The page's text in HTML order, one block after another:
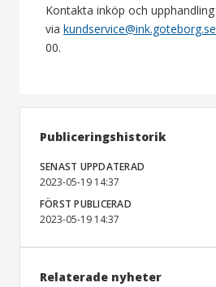
Kontakta inköp och upphandling
via kundservice@ink.goteborg.se
00.
Publiceringshistorik
SENAST UPPDATERAD
2023-05-19 14:37
FÖRST PUBLICERAD
2023-05-19 14:37
Relaterade nyheter